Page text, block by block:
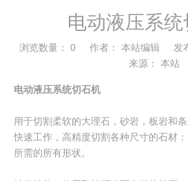
电动液压系
浏览数量： 0 作者： 本站编辑 发
来源： 本站
电动液压系统切石机
用于切割柔软的大理石，砂岩，板岩和条
快速工作，高精度切割各种尺寸的石材
所需的所有形状。